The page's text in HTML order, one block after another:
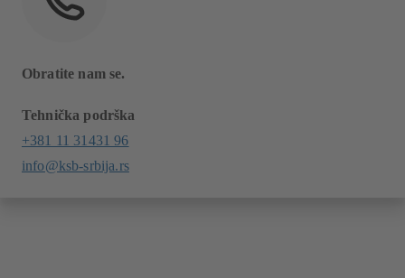
Obratite nam se.
Tehnička podrška
+381 11 31431 96
info@ksb-srbija.rs